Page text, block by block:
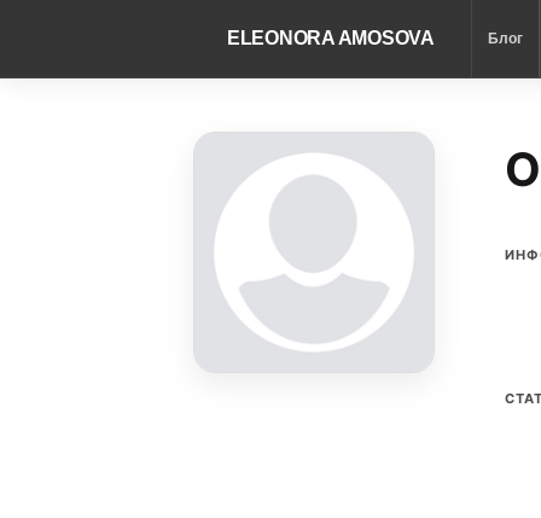
ELEONORA AMOSOVA Блог